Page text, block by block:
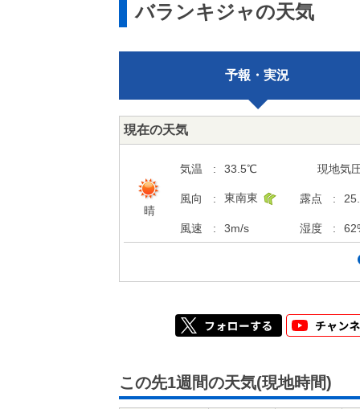
バランキジャの天気
予報・実況
現在の天気
晴
気温 : 33.5℃ 現地気
風向 : 東南東 露点 :
風速 : 3m/s 湿度 : 62
この先1週間の天気(現地時間)